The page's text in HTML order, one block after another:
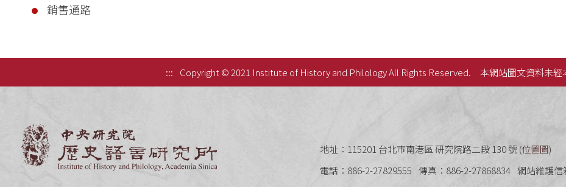
銷售通路
::: Copyright © 2021 Institute of History and Philology All Rights Reserved. 本網站圖文資料未經
地址：115201 台北市南港區 研究院路二段 130 號 (位置圖)
電話：886-2-27829555 傳真：886-2-27868834 網站維護信